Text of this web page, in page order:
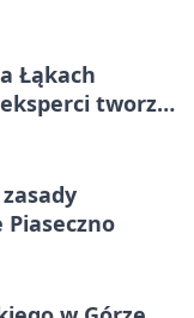
Łąkach
tworzą